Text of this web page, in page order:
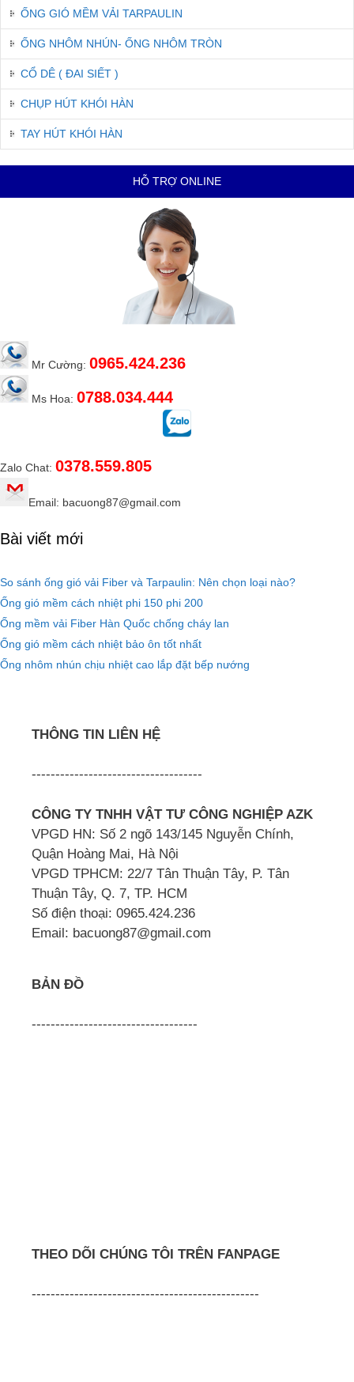
ỐNG GIÓ MỀM VẢI TARPAULIN
ỐNG NHÔM NHÚN- ỐNG NHÔM TRÒN
CỔ DÊ ( ĐAI SIẾT )
CHỤP HÚT KHÓI HÀN
TAY HÚT KHÓI HÀN
HỖ TRỢ ONLINE
Mr Cường: 0965.424.236
Ms Hoa: 0788.034.444
Zalo Chat: 0378.559.805
Email: bacuong87@gmail.com
Bài viết mới
So sánh ống gió vải Fiber và Tarpaulin: Nên chọn loại nào?
Ống gió mềm cách nhiệt phi 150 phi 200
Ống mềm vải Fiber Hàn Quốc chống cháy lan
Ống gió mềm cách nhiệt bảo ôn tốt nhất
Ống nhôm nhún chịu nhiệt cao lắp đặt bếp nướng
THÔNG TIN LIÊN HỆ
------------------------------------
CÔNG TY TNHH VẬT TƯ CÔNG NGHIỆP AZK
VPGD HN: Số 2 ngõ 143/145 Nguyễn Chính,
Quận Hoàng Mai, Hà Nội
VPGD TPHCM: 22/7 Tân Thuận Tây, P. Tân
Thuận Tây, Q. 7, TP. HCM
Số điện thoại: 0965.424.236
Email: bacuong87@gmail.com
BẢN ĐỒ
-----------------------------------
THEO DÕI CHÚNG TÔI TRÊN FANPAGE
------------------------------------------------